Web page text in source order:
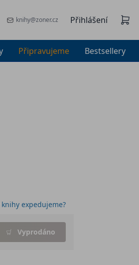
knihy@zoner.cz Přihlášení
Připravujeme Bestsellery
knihy expedujeme?
Vyprodáno